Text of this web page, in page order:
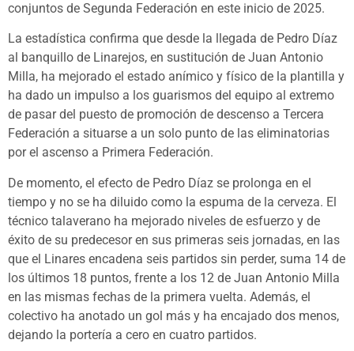
conjuntos de Segunda Federación en este inicio de 2025.
La estadística confirma que desde la llegada de Pedro Díaz
al banquillo de Linarejos, en sustitución de Juan Antonio
Milla, ha mejorado el estado anímico y físico de la plantilla y
ha dado un impulso a los guarismos del equipo al extremo
de pasar del puesto de promoción de descenso a Tercera
Federación a situarse a un solo punto de las eliminatorias
por el ascenso a Primera Federación.
De momento, el efecto de Pedro Díaz se prolonga en el
tiempo y no se ha diluido como la espuma de la cerveza. El
técnico talaverano ha mejorado niveles de esfuerzo y de
éxito de su predecesor en sus primeras seis jornadas, en las
que el Linares encadena seis partidos sin perder, suma 14 de
los últimos 18 puntos, frente a los 12 de Juan Antonio Milla
en las mismas fechas de la primera vuelta. Además, el
colectivo ha anotado un gol más y ha encajado dos menos,
dejando la portería a cero en cuatro partidos.